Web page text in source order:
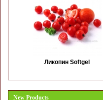
Ликопин Softgel
New Products